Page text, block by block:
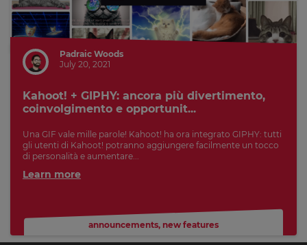
Padraic Woods
July 20, 2021
Kahoot! + GIPHY: ancora più divertimento,
coinvolgimento e opportunit...
Una GIF vale mille parole! Kahoot! ha ora integrato GIPHY: tutti
gli utenti di Kahoot! potranno aggiungere facilmente un tocco
di personalità e aumentare...
Learn more
announcements, new features